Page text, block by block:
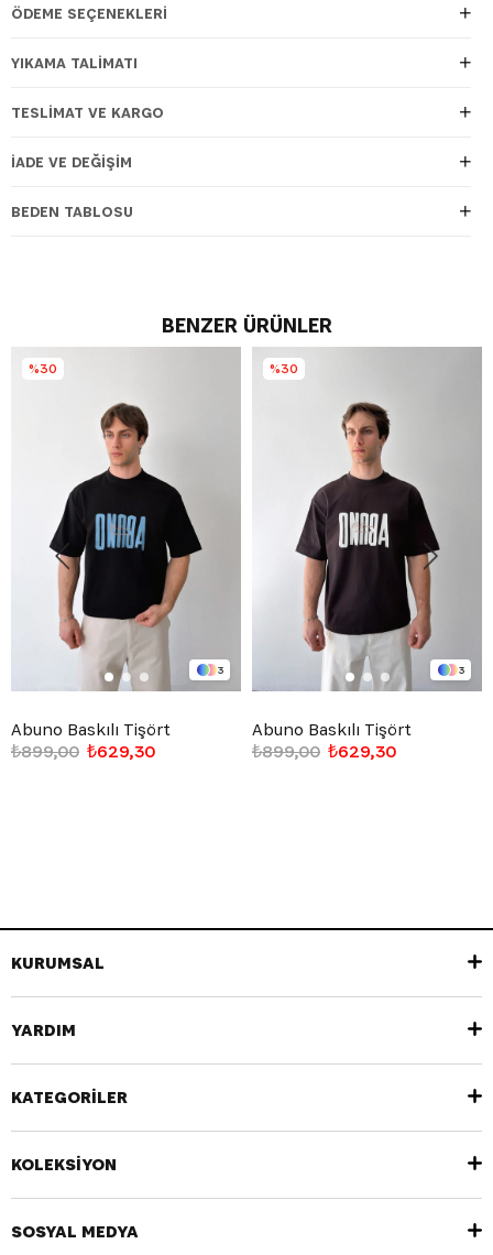
ÖDEME SEÇENEKLERI
YIKAMA TALİMATI
TESLIMAT VE KARGO
İADE VE DEĞIŞIM
BEDEN TABLOSU
BENZER ÜRÜNLER
3
Abuno Baskılı Tişört
₺629,30
₺899,00
%30
3
Abuno Baskılı Tişört
₺629,30
₺899,00
%30
KURUMSAL
YARDIM
KATEGORİLER
KOLEKSİYON
SOSYAL MEDYA